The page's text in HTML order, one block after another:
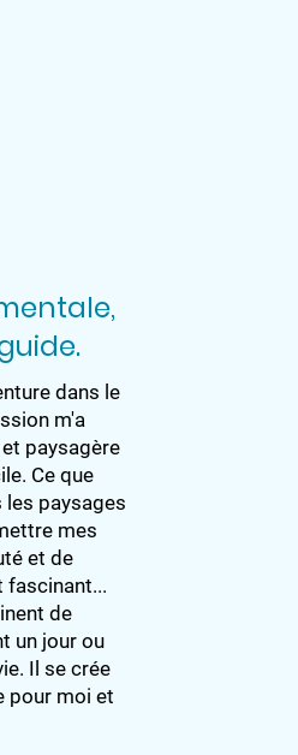
dans le
m'a
paysagère
Ce que
les paysages
mes
et de
fascinant...
de
un jour ou
Il se crée
pour moi et